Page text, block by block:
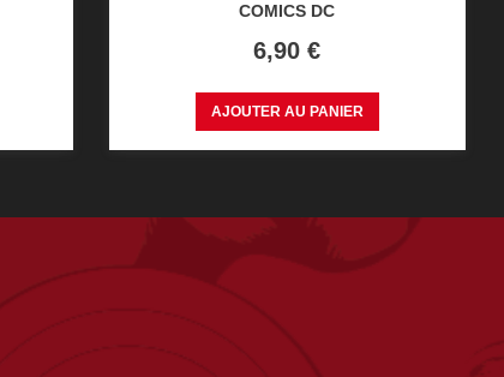
COMICS DC
Prix
6,90 €
AJOUTER AU PANIER